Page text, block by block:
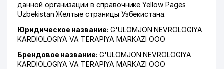
данной организации в справочнике Yellow Pages
Uzbekistan Желтые страницы Узбекистана.
Юридическое название: G'ULOMJON NEVROLOGIYA
KARDIOLOGIYA VA TERAPIYA MARKAZI ООО
Брендовое название: G'ULOMJON NEVROLOGIYA
KARDIOLOGIYA VA TERAPIYA MARKAZI ООО